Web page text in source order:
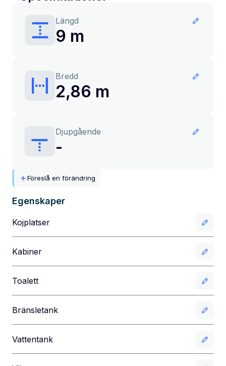
Längd
9 m
Bredd
2,86 m
Djupgående
-
Föreslå en förändring
Egenskaper
Kojplatser
Kabiner
Toalett
Bränsletank
Vattentank